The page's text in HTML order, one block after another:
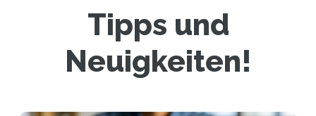
Tipps und
Neuigkeiten!